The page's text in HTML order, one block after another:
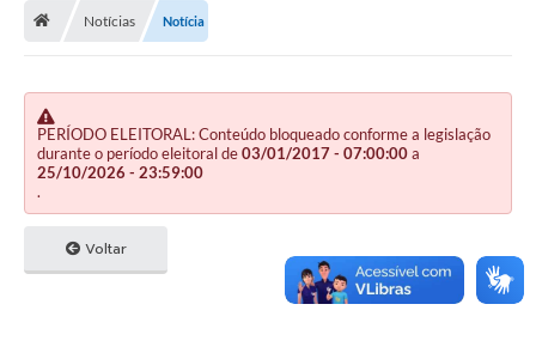
Notícias Notícia
PERÍODO ELEITORAL: Conteúdo bloqueado conforme a legislação
durante o período eleitoral de03/01/2017 - 07:00:00a
25/10/2026 - 23:59:00
.
Voltar